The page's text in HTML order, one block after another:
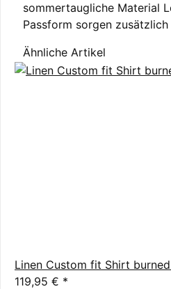
sommertaugliche Material
Passform sorgen
Ähnliche Artikel
Linen Custom fit Shirt
119,95 € *